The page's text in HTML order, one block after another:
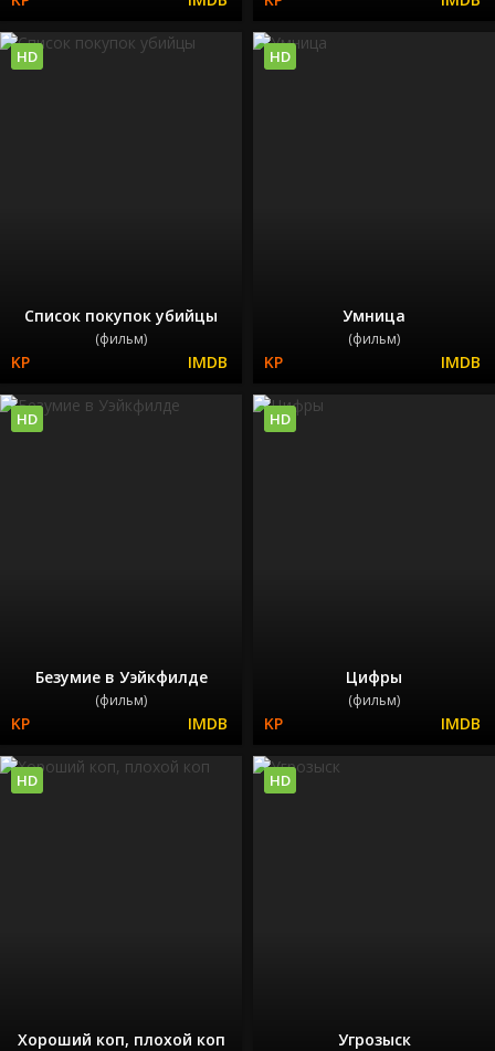
Список покупок убийцы
(фильм)
HD
Умница
(фильм)
HD
Безумие в Уэйкфилде
(фильм)
HD
Цифры
(фильм)
HD
Хороший коп, плохой коп
HD
Угрозыск
HD